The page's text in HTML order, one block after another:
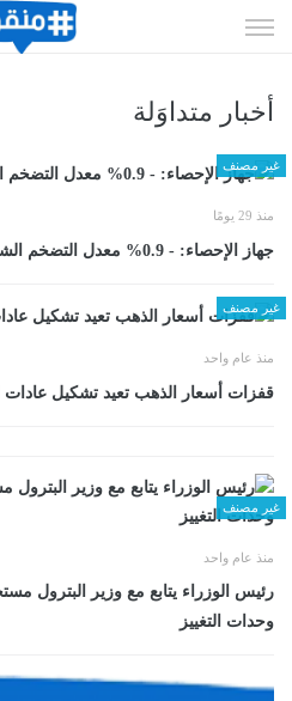
الى
أخبار متداوَلة
غير مصنف
منذ 29 يومًا
جهاز الإحصاء: - 0.9% معدل التضخم الشهرى لشهر يونيو 2026
غير مصنف
منذ عام واحد
قفزات أسعار الذهب تعيد تشكيل
غير مصنف
منذ عام واحد
رئيس الوزراء يتابع مع وزير البترول
وحدات التغييز